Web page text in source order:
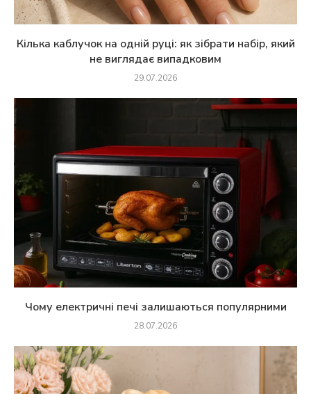
Кілька каблучок на одній руці: як зібрати набір, який
не виглядає випадковим
29.07.2026
Чому електричні печі залишаються популярними
28.07.2026